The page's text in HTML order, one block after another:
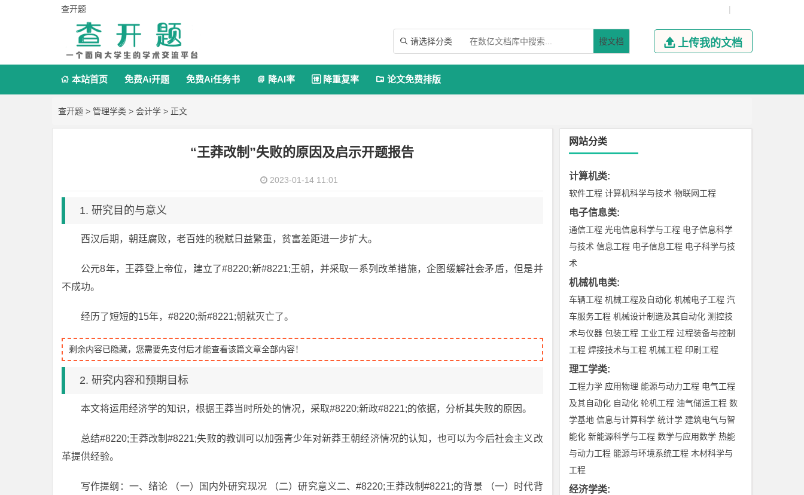
查开题 |
 请选择分类 搜文档  上传我的文档
 本站首页 免费Ai开题 免费Ai任务书  降AI率  降重复率  论文免费排版
查开题 > 管理学类 > 会计学 > 正文
“王莽改制”失败的原因及启示开题报告
2023-01-14 11:01
1. 研究目的与意义
西汉后期，朝廷腐败，老百姓的税赋日益繁重，贫富差距进一步扩大。
公元8年，王莽登上帝位，建立了#8220;新#8221;王朝，并采取一系列改革措施，企图缓解社会矛盾，但是并
不成功。
经历了短短的15年，#8220;新#8221;朝就灭亡了。
剩余内容已隐藏，您需要先支付后才能查看该篇文章全部内容！
2. 研究内容和预期目标
本文将运用经济学的知识，根据王莽当时所处的情况，采取#8220;新政#8221;的依据，分析其失败的原因。
总结#8220;王莽改制#8221;失败的教训可以加强青少年对新莽王朝经济情况的认知，也可以为今后社会主义改
革提供经验。
写作提纲：一、绪论 （一）国内外研究现况 （二）研究意义二、#8220;王莽改制#8221;的背景 （一）时代背
网站分类
计算机类:
软件工程 计算机科学与技术 物联网工程
电子信息类:
通信工程 光电信息科学与工程 电子信息科学
与技术 信息工程 电子信息工程 电子科学与技
术
机械机电类:
车辆工程 机械工程及自动化 机械电子工程 汽
车服务工程 机械设计制造及其自动化 测控技
术与仪器 包装工程 工业工程 过程装备与控制
工程 焊接技术与工程 机械工程 印刷工程
理工学类:
工程力学 应用物理 能源与动力工程 电气工程
及其自动化 自动化 轮机工程 油气储运工程 数
学基地 信息与计算科学 统计学 建筑电气与智
能化 新能源科学与工程 数学与应用数学 热能
与动力工程 能源与环境系统工程 木材科学与
工程
经济学类: